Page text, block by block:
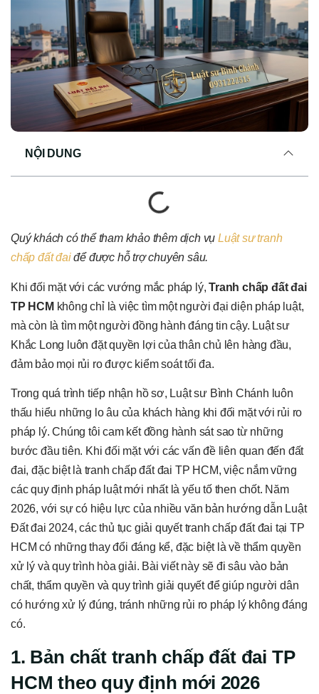
NỘI DUNG
Quý khách có thể tham khảo thêm dịch vụ Luật sư tranh
chấp đất đaiđể được hỗ trợ chuyên sâu.
Khi đối mặt với các vướng mắc pháp lý,Tranh chấp đất đai
TP HCM không chỉ là việc tìm một người đại diện pháp luật,
mà còn là tìm một người đồng hành đáng tin cậy. Luật sư
Khắc Long luôn đặt quyền lợi của thân chủ lên hàng đầu,
đảm bảo mọi rủi ro được kiểm soát tối đa.
Trong quá trình tiếp nhận hồ sơ, Luật sư Bình Chánh luôn
thấu hiểu những lo âu của khách hàng khi đối mặt với rủi ro
pháp lý. Chúng tôi cam kết đồng hành sát sao từ những
bước đầu tiên. Khi đối mặt với các vấn đề liên quan đến đất
đai, đặc biệt là tranh chấp đất đai TP HCM, việc nắm vững
các quy định pháp luật mới nhất là yếu tố then chốt. Năm
2026, với sự có hiệu lực của nhiều văn bản hướng dẫn Luật
Đất đai 2024, các thủ tục giải quyết tranh chấp đất đai tại TP
HCM có những thay đổi đáng kể, đặc biệt là về thẩm quyền
xử lý và quy trình hòa giải. Bài viết này sẽ đi sâu vào bản
chất, thẩm quyền và quy trình giải quyết để giúp người dân
có hướng xử lý đúng, tránh những rủi ro pháp lý không đáng
có.
1. Bản chất tranh chấp đất đai TP
HCM theo quy định mới 2026